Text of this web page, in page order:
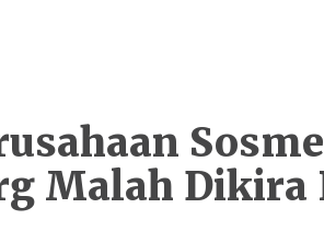
Malah Dikira